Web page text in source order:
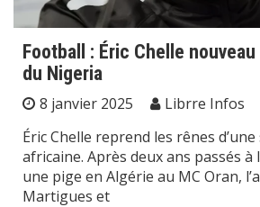
Football : Éric Chelle
du Nigeria
8 janvier 2025 Librre Infos
Éric Chelle reprend les rênes
africaine. Après deux ans passés
une pige en Algérie au MC Oran,
Martigues et